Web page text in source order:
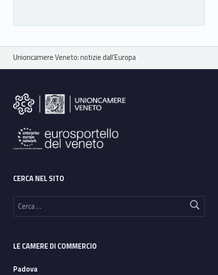
Breadcrumbs navigation
Unioncamere Veneto: notizie dall’Europa
CERCA NEL SITO
Ricerca per:
LE CAMERE DI COMMERCIO
Padova